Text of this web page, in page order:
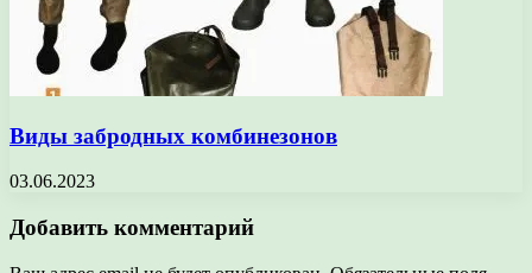
Виды забродных комбинезонов
03.06.2023
Добавить комментарий